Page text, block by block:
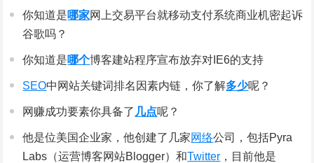
你知道是哪家网上交易平台就移动支付系统商业机密起诉
谷歌吗？
你知道是哪个博客建站程序宣布放弃对IE6的支持
SEO中网站关键词排名因素内链，你了解多少呢？
网赚成功要素你具备了 几点呢？
他是位美国企业家，他创建了几家网络公司，包括Pyra
Labs（运营博客网站Blogger）和Twitter ，目前他是